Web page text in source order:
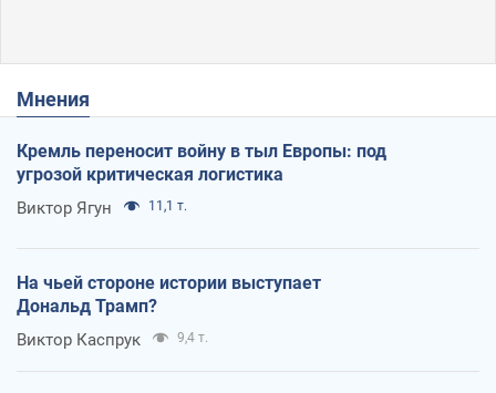
Мнения
Кремль переносит войну в тыл Европы: под
угрозой критическая логистика
Виктор Ягун 11,1 т.
На чьей стороне истории выступает
Дональд Трамп?
Виктор Каспрук 9,4 т.